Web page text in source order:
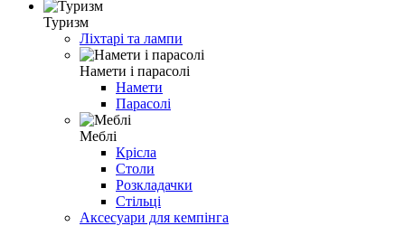
Туризм
Ліхтарі та лампи
Намети і парасолі
Намети
Парасолі
Меблі
Крісла
Столи
Розкладачки
Стільці
Аксесуари для кемпінга